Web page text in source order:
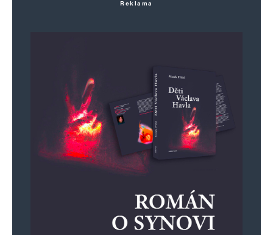
Uložit do prohlížeče jméno, e-mail a webovou stránku pro budoucí
Informujte mě o nových komentářích e-mailem.
Reklama